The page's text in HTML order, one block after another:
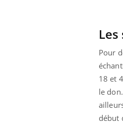
Pour
18 et
le
début